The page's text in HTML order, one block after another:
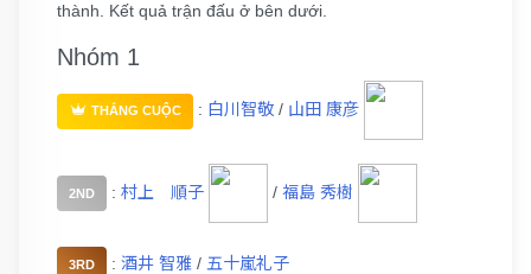
thành. Kết quả trận đấu ở bên dưới.
Nhóm 1
THẮNG CUỘC : 白川智敬 / 山田 康彦
2ND : 村上 順子 / 福島 秀樹
3RD : 酒井 智雅 / 五十嵐礼子